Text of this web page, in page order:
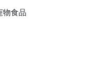
物食品